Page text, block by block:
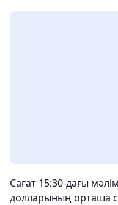
Сағат 15:30-дағы
долларының орташа